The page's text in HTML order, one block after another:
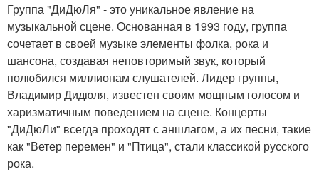
Группа "ДиДюЛя" - это уникальное явление на
музыкальной сцене. Основанная в 1993 году, группа
сочетает в своей музыке элементы фолка, рока и
шансона, создавая неповторимый звук, который
полюбился миллионам слушателей. Лидер группы,
Владимир Дидюля, известен своим мощным голосом и
харизматичным поведением на сцене. Концерты
"ДиДюЛи" всегда проходят с аншлагом, а их песни, такие
как "Ветер перемен" и "Птица", стали классикой русского
рока.